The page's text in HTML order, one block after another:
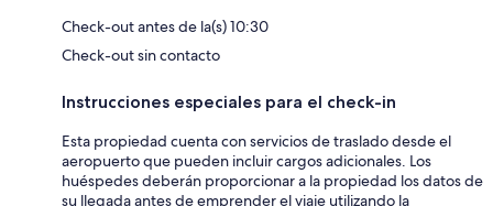
Check-out antes de la(s) 10:30
Check-out sin contacto
Instrucciones especiales para el check-in
Esta propiedad cuenta con servicios de traslado desde el
aeropuerto que pueden incluir cargos adicionales. Los
huéspedes deberán proporcionar a la propiedad los datos de
su llegada antes de emprender el viaje utilizando la